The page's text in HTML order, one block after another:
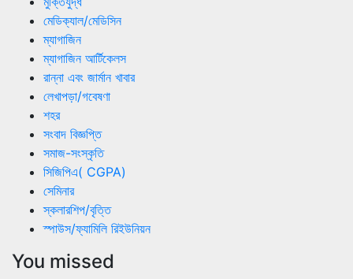
মেডিক্যাল/মেডিসিন
ম্যাগাজিন
ম্যাগাজিন আর্টিকেলস
রান্না এবং জার্মান খাবার
লেখাপড়া/গবেষণা
শহর
সংবাদ বিজ্ঞপ্তি
সমাজ-সংস্কৃতি
সিজিপিএ( CGPA)
সেমিনার
স্কলারশিপ/বৃত্তি
স্পাউস/ফ্যামিলি রিইউনিয়ন
You missed